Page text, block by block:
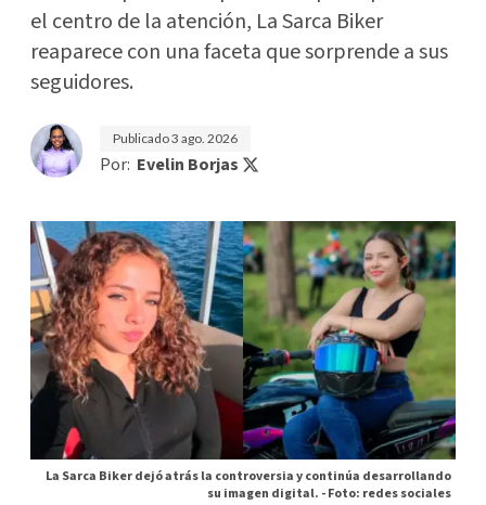
el centro de la atención, La Sarca Biker
reaparece con una faceta que sorprende a sus
seguidores.
Publicado3 ago. 2026
Por: Evelin Borjas
La Sarca Biker dejó atrás la controversia y continúa desarrollando
su imagen digital. -Foto: redes sociales